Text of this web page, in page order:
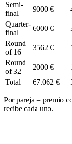
Semi-
final
9000 €
Quarter-
final
6000 €
Round
of 16
3562 €
Round
of 32
2000 €
Total
67.062 €
Por pareja = premio
recibe cada uno.